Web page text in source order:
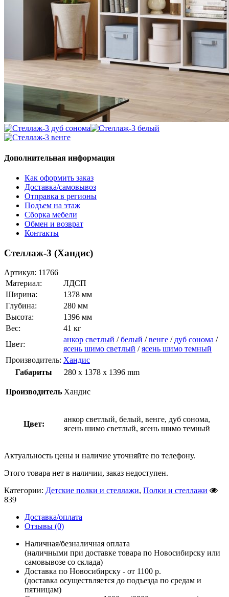
Дополнительная информация
Как оформить заказ
Доставка/самовывоз
Отправка в регионы
Подъем на этаж
Сборка мебели
Обмен и возврат
Контакты
Стеллаж-3 (Хандис)
Артикул: 11766
Материал:
ЛДСП
Ширина:
1378 мм
Глубина:
280 мм
Высота:
1396 мм
Вес:
41 кг
Цвет:
анкор светлый /белый /венге / дуб сонома /
ясень шимо светлый /ясень шимо темный
Производитель: Хандис
Габариты
280 x 1378 x 1396 mm
Производитель Хандис
Цвет:
анкор светлый, белый, венге, дуб сонома,
ясень шимо светлый, ясень шимо темный
Актуальность цены и наличие уточняйте по телефону.
Этого товара нет в наличии, заказ недоступен.
Категории: Детские полки и стеллажи, Полки и стеллажи
839
Доставка/оплата
Отзывы (0)
Наличная/безналичная оплата
(наличными при доставке товара по Новосибирску или
самовывозе со склада)
Доставка по Новосибирску - от 1100 р.
(доставка осуществляется до подъезда по средам и
пятницам)